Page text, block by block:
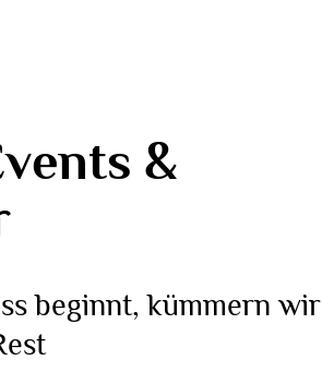
&
beginnt, kümmern wir